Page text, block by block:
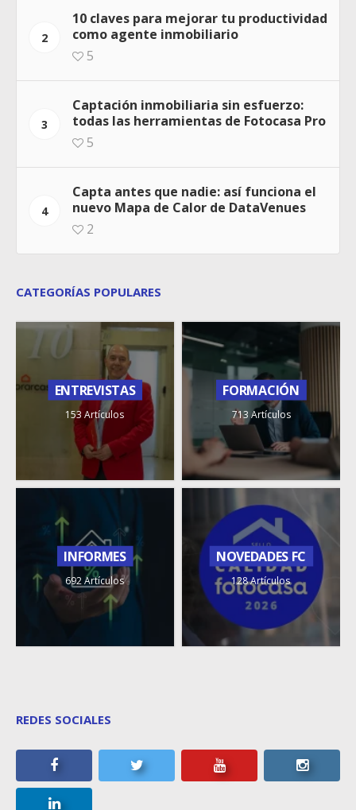
2
10 claves para mejorar tu productividad
como agente inmobiliario
5
3
Captación inmobiliaria sin esfuerzo:
todas las herramientas de Fotocasa Pro
5
4
Capta antes que nadie: así funciona el
nuevo Mapa de Calor de DataVenues
2
CATEGORÍAS POPULARES
ENTREVISTAS
153 Artículos
FORMACIÓN
713 Artículos
INFORMES
692 Artículos
NOVEDADES FC
128 Artículos
REDES SOCIALES